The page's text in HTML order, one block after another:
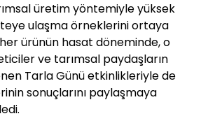
üretim yöntemiyle yüksek
ulaşma örneklerini ortaya
ürünün hasat döneminde, o
ve tarımsal paydaşların
Tarla Günü etkinlikleriyle de
sonuçlarını paylaşmaya